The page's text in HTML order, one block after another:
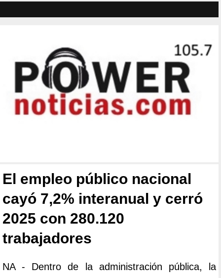
El empleo público nacional
cayó 7,2% interanual y cerró
2025 con 280.120
trabajadores
NA - Dentro de la administración pública, la